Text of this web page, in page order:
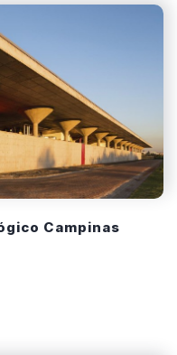
Campinas